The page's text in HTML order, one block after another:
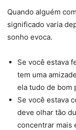
Quando alguém
significado varia
sonho evoca.
Se você estava
tem uma
ela tudo de bom
Se você estava
deve olhar tão
concentrar mais